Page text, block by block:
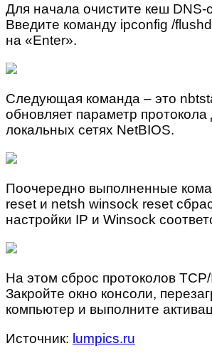
Для начала очистите кеш DNS-
Введите команду ipconfig /
на «Enter».
Следующая команда – это
обновляет параметр
локальных сетях NetBIOS.
Поочередно выполненные
reset и netsh winsock reset
настройки IP и Winsock
На этом сброс протоколов
Закройте окно консоли,
компьютер и выполните
Источник: lumpics.ru